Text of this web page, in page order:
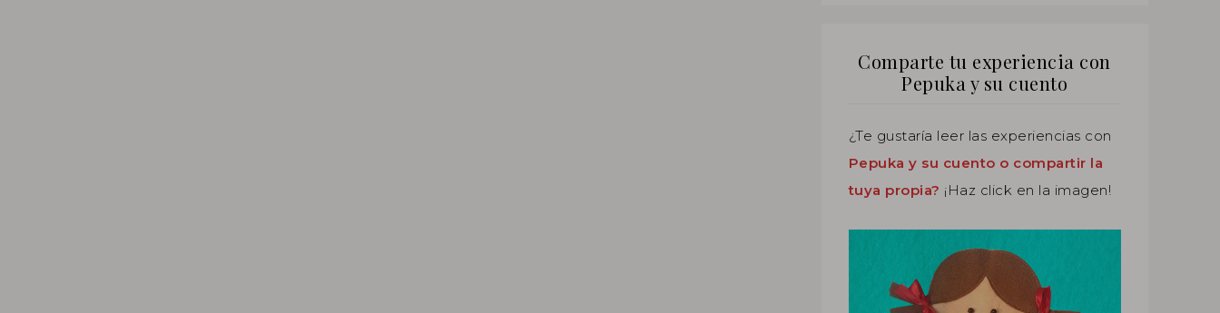
Comparte tu experiencia con
Pepuka y su cuento
¿Te gustaría leer las experiencias con
Pepuka y su cuento o compartir la
tuya propia? ¡Haz click en la imagen!